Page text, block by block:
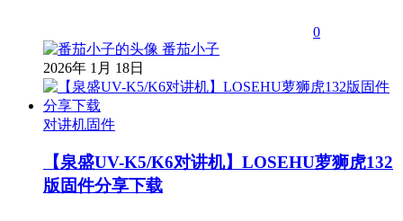
0
番茄小子
2026年 1月 18日
对讲机固件
【泉盛UV-K5/K6对讲机】LOSEHU萝狮虎132
版固件分享下载